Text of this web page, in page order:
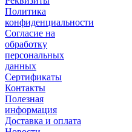
Политика
конфиденциальности
Согласие на
обработку
персональных
данных
Сертификаты
Контакты
Полезная
информация
Доставка и оплата